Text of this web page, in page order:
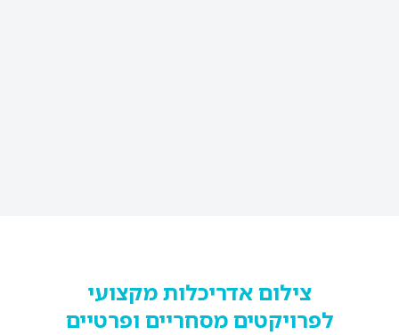
צילום אדריכלות מקצועי
לפרויקטים מסחריים ופרטיים